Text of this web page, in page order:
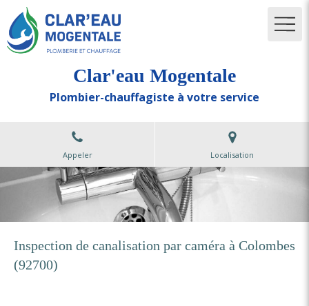
Clar'eau Mogentale
Plombier-chauffagiste à votre service
Appeler Localisation
Inspection de canalisation par caméra à Colombes
(92700)